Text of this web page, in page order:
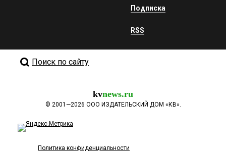
Подписка
RSS
Поиск по сайту
kvnews.ru
© 2001—2026 ООО ИЗДАТЕЛЬСКИЙ ДОМ «КВ».
Политика конфиденциальности